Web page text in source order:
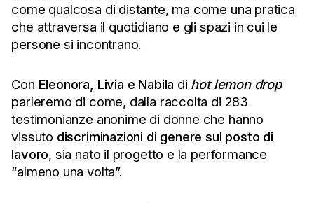
come qualcosa di distante, ma come una pratica
che attraversa il quotidiano e gli spazi in cui le
persone si incontrano.
Con Eleonora, Livia e Nabila di hot lemon drop
parleremo di come, dalla raccolta di 283
testimonianze anonime di donne che hanno
vissuto discriminazioni di genere sul posto di
lavoro, sia nato il progetto e la performance
“almeno una volta”.